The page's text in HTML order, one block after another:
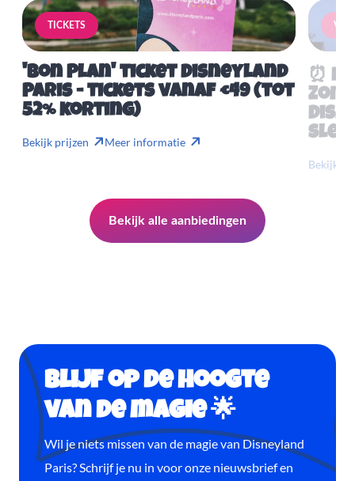
TICKETS
'Bon Plan' ticket Disneyland
Paris - tickets vanaf €49 (tot
52% korting)
Bekijk prijzen Meer informatie
⏰
Bekijk
Bekijk alle aanbiedingen
Blijf op de hoogte
van de magie 🌟
Wil je niets missen van de magie van Disneyland
Paris? Schrijf je nu in voor onze nieuwsbrief en